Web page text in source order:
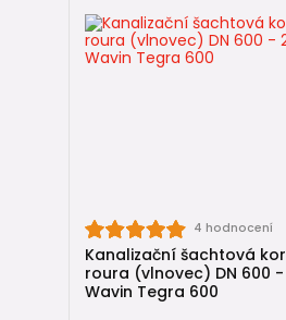
4 hodnocení
Kanalizační šachtová
roura (vlnovec) DN 600
Wavin Tegra 600